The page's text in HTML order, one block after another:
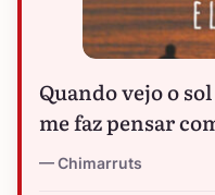
Quando vejo o
me faz pensar
Chimarruts